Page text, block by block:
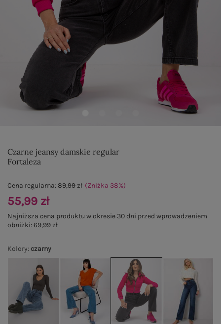
Czarne jeansy damskie regular
Fortaleza
Kolory: czarny
Cena regularna:89,99 zł (Zniżka 38%)
55,99 zł
Najniższa cena produktu w okresie 30 dni przed wprowadzeniem
obniżki:69,99 zł